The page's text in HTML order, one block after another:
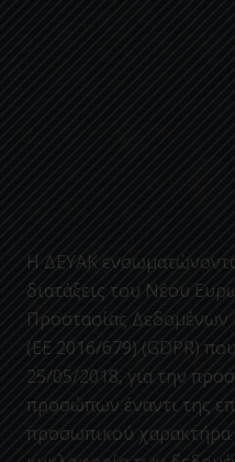
Η ΔΕΥΑΚ
διατάξεις του Νέου
Προστασίας
(ΕΕ 2016/679) (GDPR)
25/05/2018, για την
προσώπων έναντι της
προσωπικού χαρακτήρα